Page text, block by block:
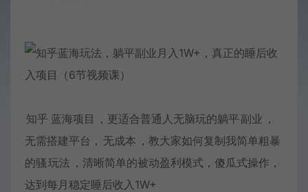
知乎 蓝海项目 ，更适合普通人无脑玩的躺平 副业 ，
无需搭建平台， 无成本 ，教大家如何复制我简单粗暴
的骚玩法 ，清晰简单的被动盈利模式，傻瓜式操作，
达到每月稳定睡后收入1W+